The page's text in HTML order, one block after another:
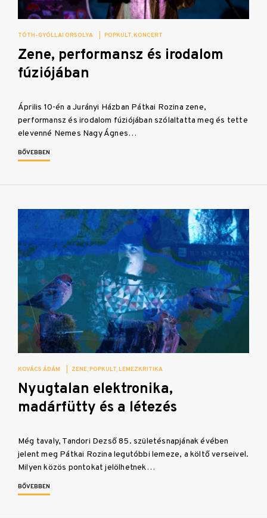
TÓTH-GYÓLLAI ORSOLYA POPKULT KONCERT
Zene, performansz és irodalom
fúziójában
Április 10-én a Jurányi Házban Pátkai Rozina zene,
performansz és irodalom fúziójában szólaltatta meg és tette
elevenné Nemes Nagy Ágnes…
BŐVEBBEN
KOVÁCS ÁDÁM ZENE POPKULT LEMEZKRITIKA
Nyugtalan elektronika,
madárfütty és a létezés
Még tavaly, Tandori Dezső 85. születésnapjának évében
jelent meg Pátkai Rozina legutóbbi lemeze, a költő verseivel.
Milyen közös pontokat jelölhetnek…
BŐVEBBEN